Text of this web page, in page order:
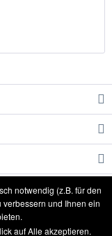
Versandkostenund ggf.
notwendig (z.B. für den
und Ihnen ein
auf Alle akzeptieren.